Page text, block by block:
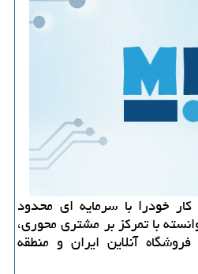
دیجی کالا از سال 1385 کار خودرا با سرمایه ای محدود
با تمرکز بر مشتری محوری،
آنلاین ایران و منطقه